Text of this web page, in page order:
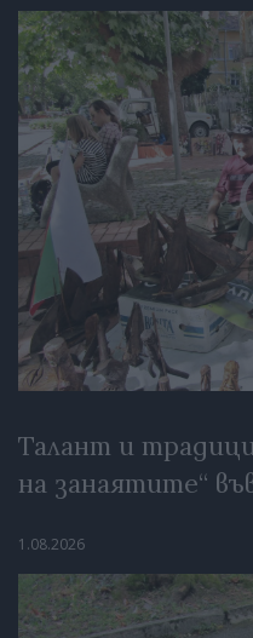
Талант и
на занаятите“
1.08.2026